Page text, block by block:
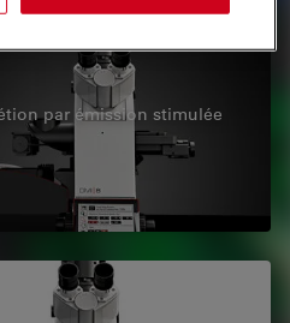
par émission stimulée